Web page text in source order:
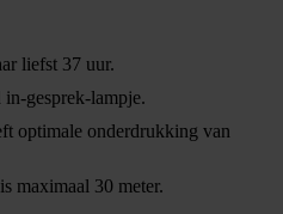
liefst 37 uur.
gesprek-lampje.
optimale onderdrukking van
maximaal 30 meter.